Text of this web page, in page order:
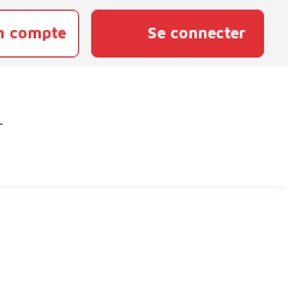
compte Se connecter